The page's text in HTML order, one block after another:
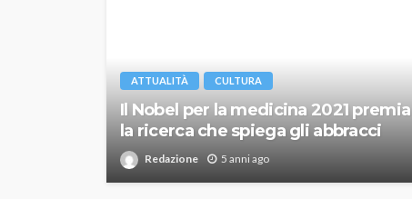
ATTUALITÀ CULTURA
Il Nobel per la medicina 2021 premia
la ricerca che spiega gli abbracci
Redazione 5 anni ago